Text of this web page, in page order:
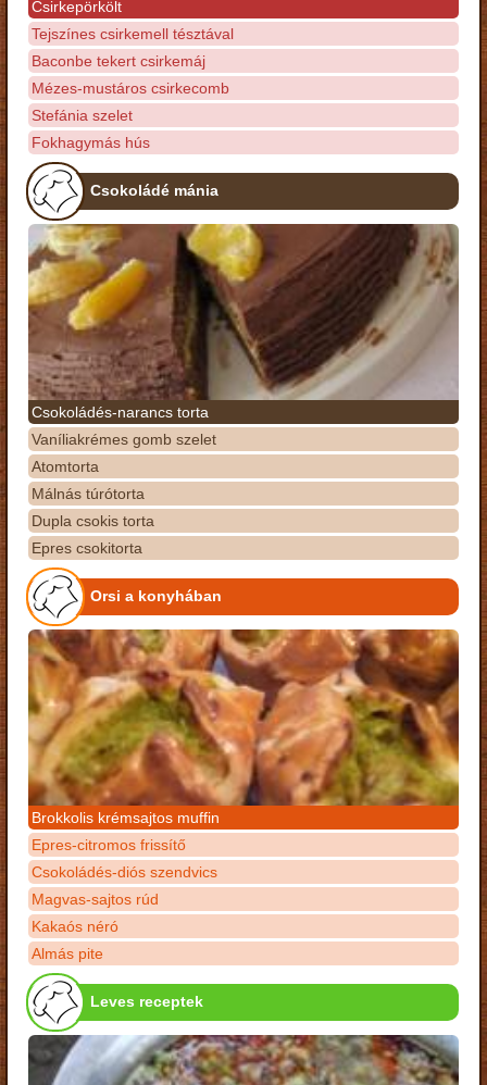
Csirkepörkölt
Tejszínes csirkemell tésztával
Baconbe tekert csirkemáj
Mézes-mustáros csirkecomb
Stefánia szelet
Fokhagymás hús
Csokoládé mánia
Csokoládés-narancs torta
Vaníliakrémes gomb szelet
Atomtorta
Málnás túrótorta
Dupla csokis torta
Epres csokitorta
Orsi a konyhában
Brokkolis krémsajtos muffin
Epres-citromos frissítő
Csokoládés-diós szendvics
Magvas-sajtos rúd
Kakaós néró
Almás pite
Leves receptek